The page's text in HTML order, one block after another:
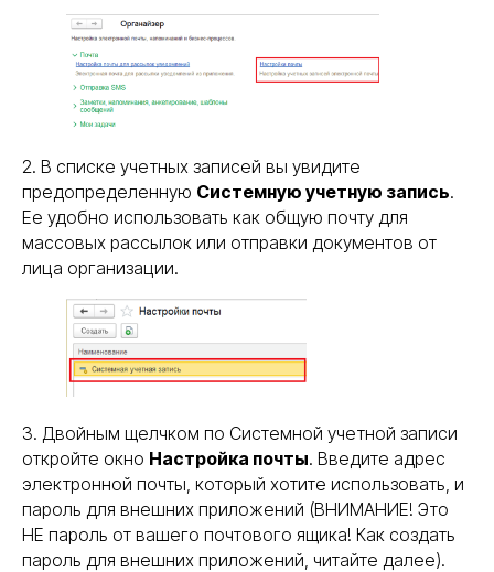
2. В списке учетных записей вы увидите
предопределенную Системную учетную запись.
Ее удобно использовать как общую почту для
массовых рассылок или отправки документов от
лица организации.
3. Двойным щелчком по Системной учетной записи
откройте окно Настройка почты. Введите адрес
электронной почты, который хотите использовать, и
пароль для внешних приложений (ВНИМАНИЕ! Это
НЕ пароль от вашего почтового ящика! Как создать
пароль для внешних приложений, читайте далее).